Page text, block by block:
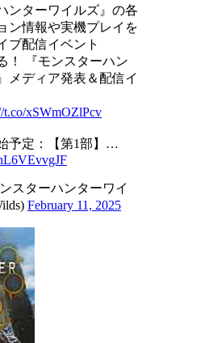
ンターワイルズ』の各
ン情報や実機プレイを
ブ配信イベント
！ 『モンスターハン
メディア発表＆配信イ
t.co/xSWmOZlPcv
予定：【第1部】…
スターハンターワイ
February 11, 2025